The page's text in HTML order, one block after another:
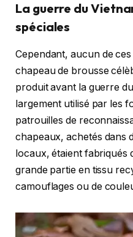
La guerre du
spéciales
Cependant, aucun de
chapeau de brousse
produit avant la guerre
largement utilisé par les
patrouilles de
chapeaux, achetés dans
locaux, étaient fabriqués
grande partie en tissu
camouflages ou de